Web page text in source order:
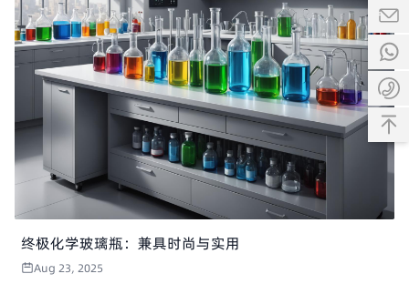
终极化学玻璃瓶：兼具时尚与实用
Aug 23, 2025